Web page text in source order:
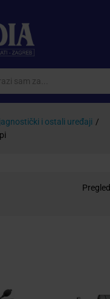
i ostali uređaji /
Pregled